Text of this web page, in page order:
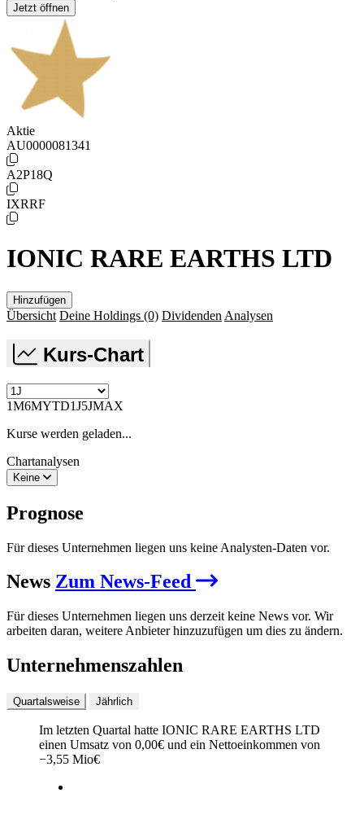
Jetzt öffnen
Aktie
AU0000081341
A2P18Q
IXRRF
IONIC RARE EARTHS LTD
Hinzufügen
Übersicht Deine Holdings (0) Dividenden Analysen
Kurs-Chart
1M6MYTD1J5JMAX
Kurse werden geladen...
Chartanalysen
Keine
Prognose
Für dieses Unternehmen liegen uns keine Analysten-Daten vor.
News Zum News-Feed
Für dieses Unternehmen liegen uns derzeit keine News vor. Wir
arbeiten daran, weitere Anbieter hinzuzufügen um dies zu ändern.
Unternehmenszahlen
Quartalsweise Jährlich
Im letzten Quartal hatte IONIC RARE EARTHS LTD
einen Umsatz von 0,00€ und ein Nettoeinkommen von
−3,55 Mio€